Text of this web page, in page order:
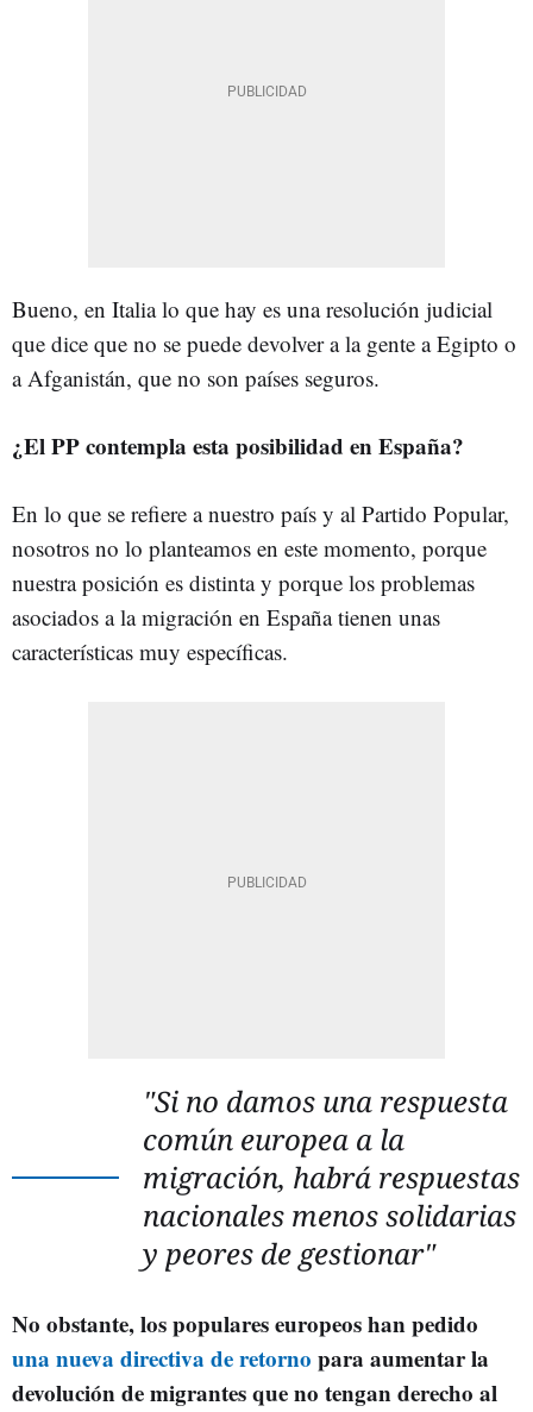
Bueno, en Italia lo que hay es una resolución judicial
que dice que no se puede devolver a la gente a Egipto o
a Afganistán, que no son países seguros.
¿El PP contempla esta posibilidad en España?
En lo que se refiere a nuestro país y al Partido Popular,
nosotros no lo planteamos en este momento, porque
nuestra posición es distinta y porque los problemas
asociados a la migración en España tienen unas
características muy específicas.
"Si no damos una respuesta
común europea a la
migración, habrá respuestas
nacionales menos solidarias
y peores de gestionar"
No obstante, los populares europeos han pedido
una nueva directiva de retorno para aumentar la
devolución de migrantes que no tengan derecho al